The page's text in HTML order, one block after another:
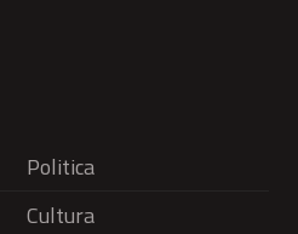
Politica
Cultura